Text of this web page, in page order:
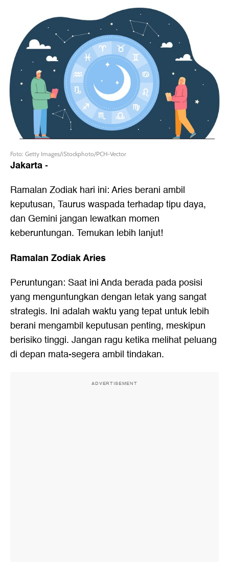
Foto: Getty Images/iStockphoto/PCH-Vector
Jakarta-
Ramalan Zodiak hari ini: Aries berani ambil
keputusan, Taurus waspada terhadap tipu daya,
dan Gemini jangan lewatkan momen
keberuntungan. Temukan lebih lanjut!
Ramalan Zodiak Aries
Peruntungan: Saat ini Anda berada pada posisi
yang menguntungkan dengan letak yang sangat
strategis. Ini adalah waktu yang tepat untuk lebih
berani mengambil keputusan penting, meskipun
berisiko tinggi. Jangan ragu ketika melihat peluang
di depan mata-segera ambil tindakan.
ADVERTISEMENT